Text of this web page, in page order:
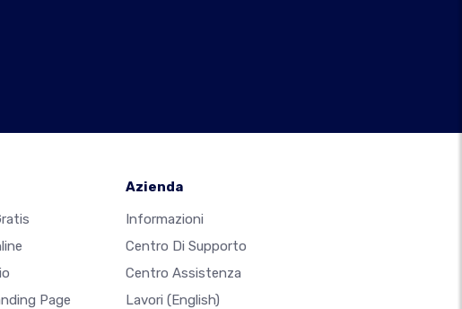
Page
Azienda
Informazioni
Centro Di Supporto
Centro Assistenza
Lavori (English)